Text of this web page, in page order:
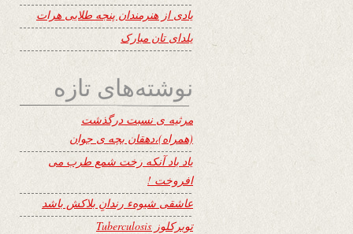
یادی از هنرمندان پنجه طلایی هرات
یلدای تان مبارک
نوشته‌های تازه
مرثیه ی نسبت درگذشت
(همراه)،دهقان بچه ی جوان
یاد باد آنکه رخت شمع طرب می
افروخت !
عاشقی شیوهء رندانِ بلاکش باشد
توبرکلوز Tuberculosis